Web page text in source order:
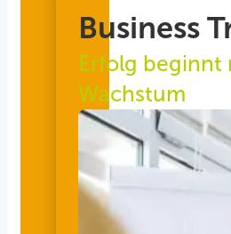
Business
Erfolg beginnt
Wachstum